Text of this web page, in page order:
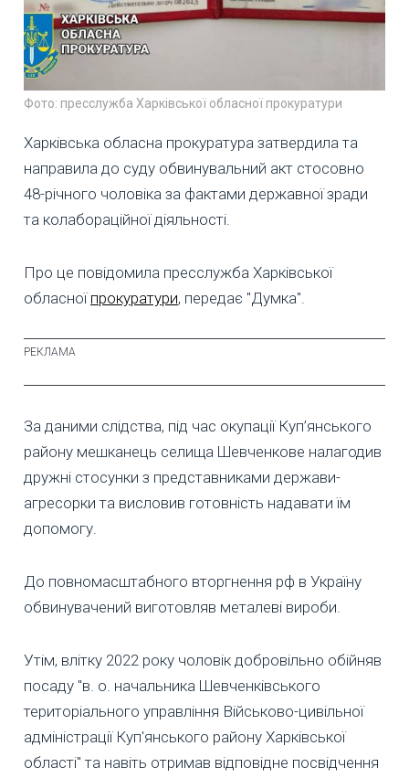
Фото: пресслужба Харківської обласної прокуратури
Харківська обласна прокуратура затвердила та
направила до суду обвинувальний акт стосовно
48-річного чоловіка за фактами державної зради
та колабораційної діяльності.
Про це повідомила пресслужба Харківської
обласноїпрокуратури, передає "Думка".
За даними слідства, під час окупації Куп’янського
району мешканець селища Шевченкове налагодив
дружні стосунки з представниками держави-
агресорки та висловив готовність надавати їм
допомогу.
До повномасштабного вторгнення рф в Україну
обвинувачений виготовляв металеві вироби.
Утім, влітку 2022 року чоловік добровільно обійняв
посаду "в. о. начальника Шевченківського
територіального управління Військово-цивільної
адміністрації Куп'янського району Харківської
області" та навіть отримав відповідне посвідчення